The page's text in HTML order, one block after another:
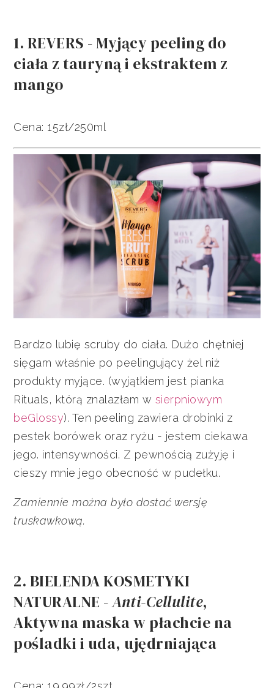
1. REVERS - Myjący peeling do
ciała z tauryną i ekstraktem z
mango
Cena: 15zł/250ml
Bardzo lubię scruby do ciała. Dużo chętniej
sięgam właśnie po peelingujący żel niż
produkty myjące. (wyjątkiem jest pianka
Rituals, którą znalazłam w sierpniowym
beGlossy). Ten peeling zawiera drobinki z
pestek borówek oraz ryżu - jestem ciekawa
jego. intensywności. Z pewnością zużyję i
cieszy mnie jego obecność w pudełku.
Zamiennie można było dostać wersję
truskawkową.
2. BIELENDA KOSMETYKI
NATURALNE -Anti-Cellulite,
Aktywna maska w płachcie na
pośladki i uda, ujędrniająca